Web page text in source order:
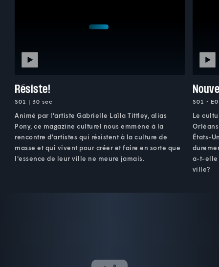
Résiste!
S01 | 30 sec
Animé par l'artiste Gabrielle Laïla Tittley, alias
Pony, ce magazine culturel nous emmène à la
rencontre d'artistes qui résistent à la culture de
masse et qui vivent pour créer et faire en sorte que
l'essence de leur ville ne meure jamais.
S01 •
Le
États-
a-t-elle
ville?